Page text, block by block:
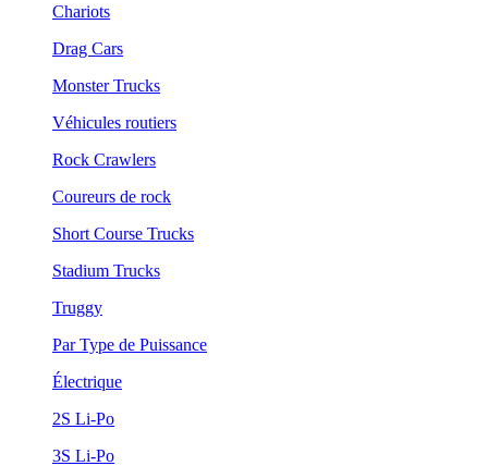
Chariots
Drag Cars
Monster Trucks
Véhicules routiers
Rock Crawlers
Coureurs de rock
Short Course Trucks
Stadium Trucks
Truggy
Par Type de Puissance
Électrique
2S Li-Po
3S Li-Po